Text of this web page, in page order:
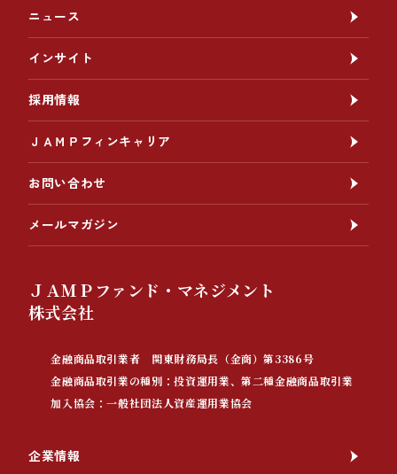
ニュース
インサイト
採用情報
ＪＡＭＰフィンキャリア
お問い合わせ
メールマガジン
ＪＡＭＰファンド・マネジメント
株式会社
金融商品取引業者 関東財務局長（金商）第3386号
金融商品取引業の種別：投資運用業、第二種金融商品取引業
加入協会：一般社団法人資産運用業協会
企業情報